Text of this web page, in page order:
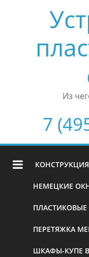
Из
7
НЕМЕЦКИЕ
ПЕРЕТЯЖКА
ШКАФЫ-КУПЕ